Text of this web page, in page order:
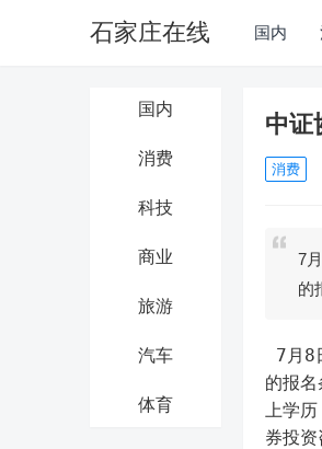
石家庄在线 国内
国内
消费
科技
商业
旅游
汽车
体育
中证
消费
7
的
的报
上学历
券投